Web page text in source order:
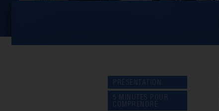
PRÉSENTATION
5 MINUTES POUR
COMPRENDRE